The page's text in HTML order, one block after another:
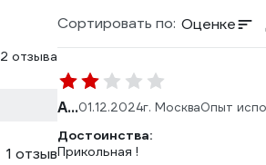
2 отзыва
1 отзыв
Сортировать по: Оценке
А...01.12.2024г. МоскваОпыт
Достоинства:
Прикольная !